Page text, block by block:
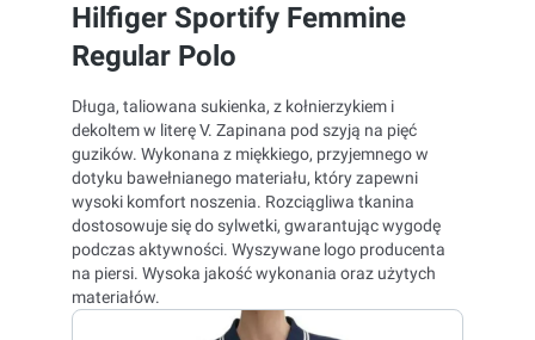
Hilfiger Sportify Femmine
Regular Polo
Długa, taliowana sukienka, z kołnierzykiem i
dekoltem w literę V. Zapinana pod szyją na pięć
guzików. Wykonana z miękkiego, przyjemnego w
dotyku bawełnianego materiału, który zapewni
wysoki komfort noszenia. Rozciągliwa tkanina
dostosowuje się do sylwetki, gwarantując wygodę
podczas aktywności. Wyszywane logo producenta
na piersi. Wysoka jakość wykonania oraz użytych
materiałów.